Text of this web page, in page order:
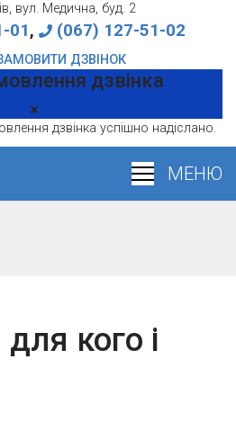
вул. Медична, буд. 2
01, (067) 127-51-02
ДЗВІНОК
дзвінка
дзвінка успішно надіслано.
кого і